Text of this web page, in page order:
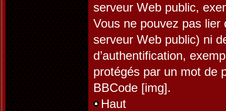
serveur Web public,
Vous ne pouvez pas lier
serveur Web public) ni
d’authentification,
protégés par un mot de
BBCode [img].
Haut